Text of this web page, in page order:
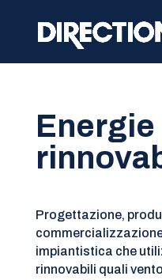
Energie
Progettazione,
impiantistica che
rinnovabili quali